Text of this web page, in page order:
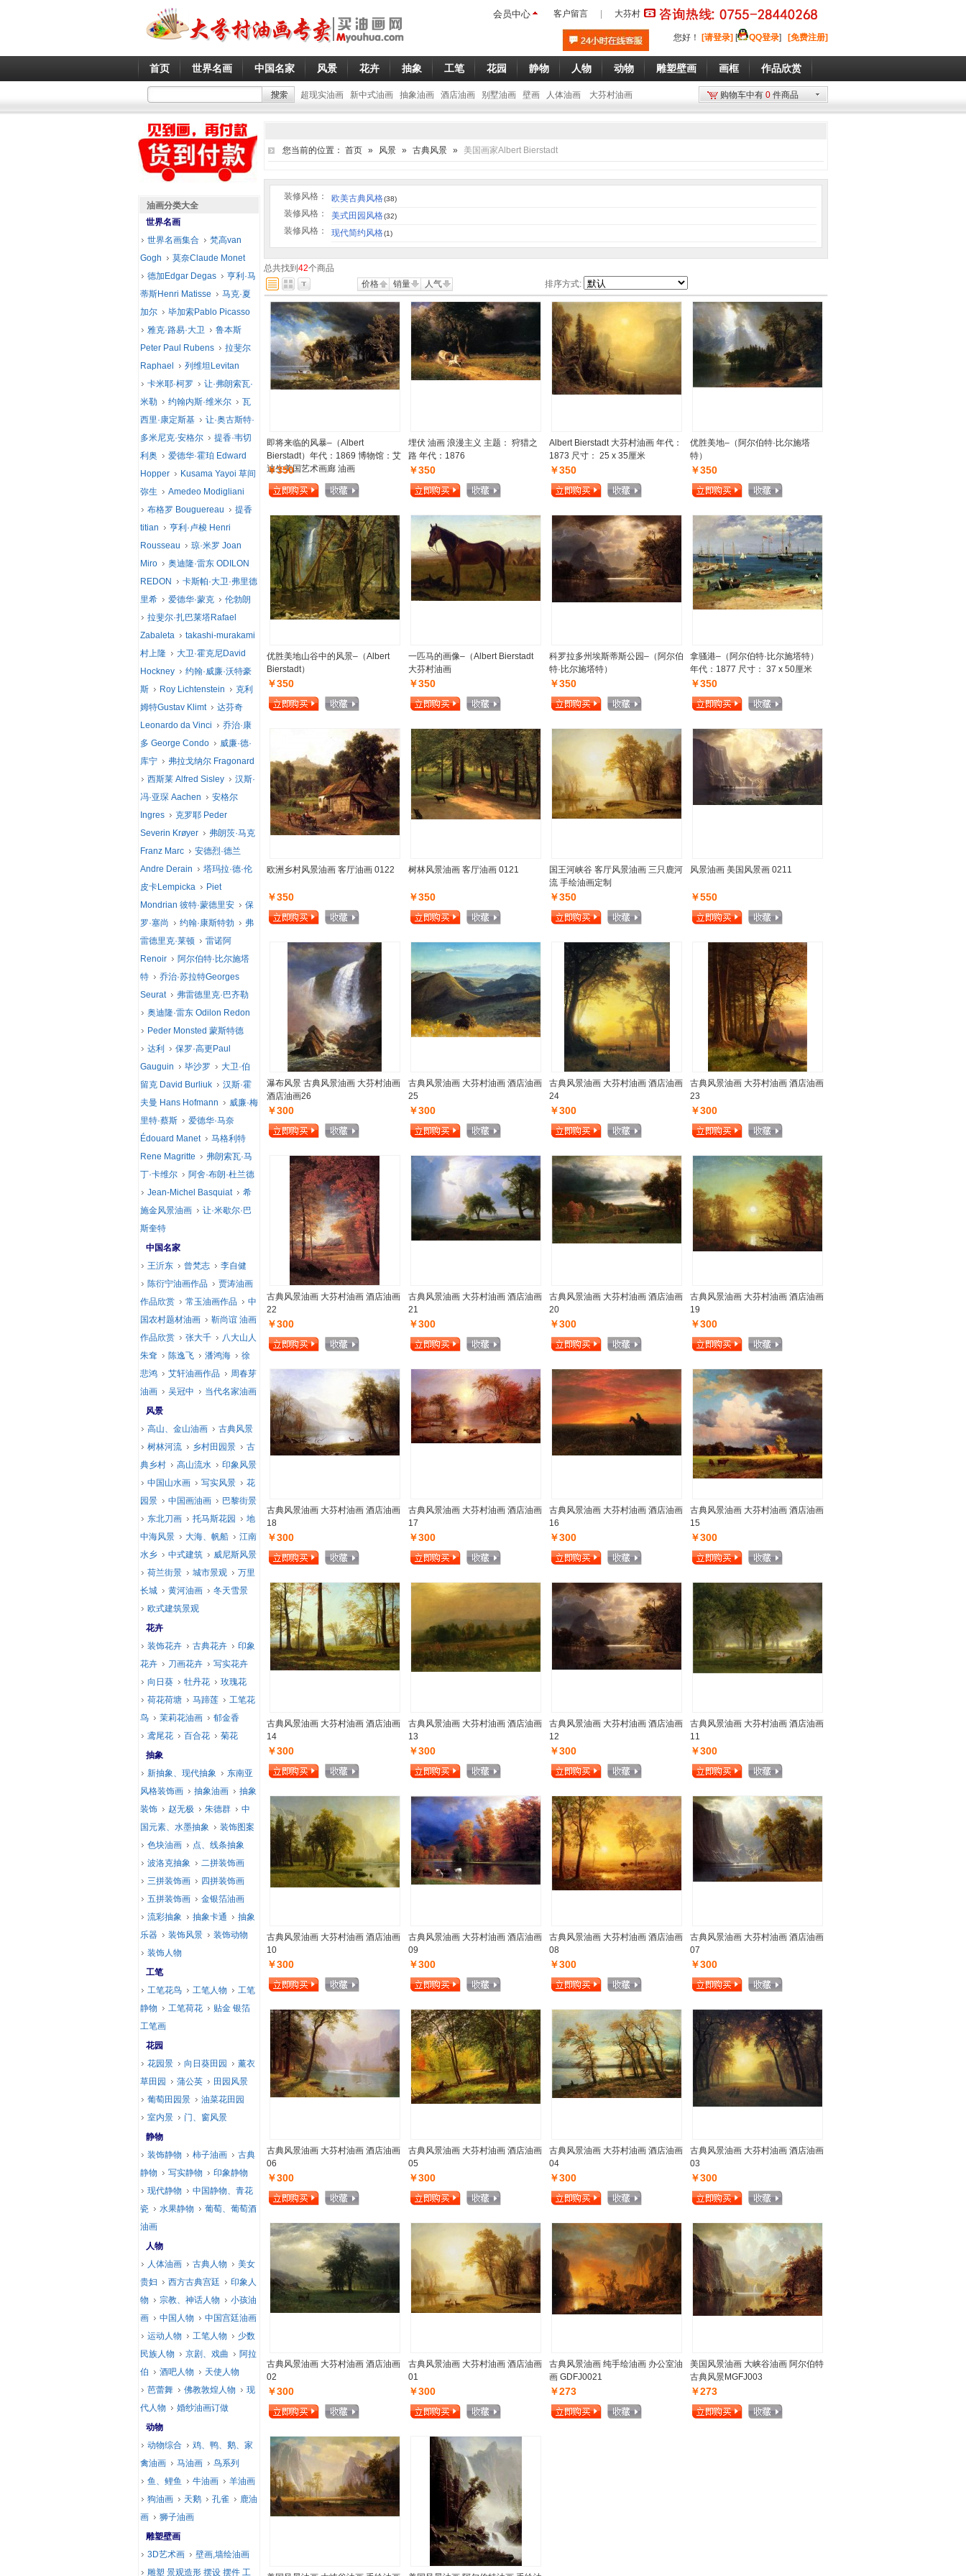
会员中心 客户留言 大芬村
您好 ！ [请登录] [ QQ登录] [免费注册]
首页 世界名画 中国名家 风景 花卉 抽象 工笔 花园 静物 人物 动物 雕塑壁画 画框 作品欣赏
超现实油画 新中式油画 抽象油画 酒店油画 别墅油画 壁画 人体油画 大芬村油画 购物车中有 0 件商品
您当前的位置： 首页 » 风景 » 古典风景 » 美国画家Albert Bierstadt
装修风格： 欧美古典风格(38)
装修风格： 美式田园风格(32)
装修风格： 现代简约风格(1)
总共找到 42个商品
价格
销量 人气 排序方式:
即将来临的风暴–（Albert
Bierstadt）年代：1869 博物馆：艾
迪生美国艺术画廊 油画
￥350
埋伏 油画 浪漫主义 主题： 狩猎之
路 年代：1876
￥350
Albert Bierstadt 大芬村油画 年代：
1873 尺寸： 25 x 35厘米
￥350
优胜美地–（阿尔伯特·比尔施塔
特）
￥350
优胜美地山谷中的风景–（Albert
Bierstadt）
￥350
一匹马的画像–（Albert Bierstadt
大芬村油画
￥350
科罗拉多州埃斯蒂斯公园–（阿尔伯
特·比尔施塔特）
￥350
拿骚港–（阿尔伯特·比尔施塔特）
年代：1877 尺寸： 37 x 50厘米
￥350
欧洲乡村风景油画 客厅油画 0122
￥350
树林风景油画 客厅油画 0121
￥350
国王河峡谷 客厅风景油画 三只鹿河
流 手绘油画定制
￥350
风景油画 美国风景画 0211
￥550
瀑布风景 古典风景油画 大芬村油画
酒店油画26
￥300
古典风景油画 大芬村油画 酒店油画
25
￥300
古典风景油画 大芬村油画 酒店油画
24
￥300
古典风景油画 大芬村油画 酒店油画
23
￥300
古典风景油画 大芬村油画 酒店油画
22
￥300
古典风景油画 大芬村油画 酒店油画
21
￥300
古典风景油画 大芬村油画 酒店油画
20
￥300
古典风景油画 大芬村油画 酒店油画
19
￥300
古典风景油画 大芬村油画 酒店油画
18
￥300
古典风景油画 大芬村油画 酒店油画
17
￥300
古典风景油画 大芬村油画 酒店油画
16
￥300
古典风景油画 大芬村油画 酒店油画
15
￥300
古典风景油画 大芬村油画 酒店油画
14
￥300
古典风景油画 大芬村油画 酒店油画
13
￥300
古典风景油画 大芬村油画 酒店油画
12
￥300
古典风景油画 大芬村油画 酒店油画
11
￥300
古典风景油画 大芬村油画 酒店油画
10
￥300
古典风景油画 大芬村油画 酒店油画
09
￥300
古典风景油画 大芬村油画 酒店油画
08
￥300
古典风景油画 大芬村油画 酒店油画
07
￥300
古典风景油画 大芬村油画 酒店油画
06
￥300
古典风景油画 大芬村油画 酒店油画
05
￥300
古典风景油画 大芬村油画 酒店油画
04
￥300
古典风景油画 大芬村油画 酒店油画
03
￥300
古典风景油画 大芬村油画 酒店油画
02
￥300
古典风景油画 大芬村油画 酒店油画
01
￥300
古典风景油画 纯手绘油画 办公室油
画 GDFJ0021
￥273
美国风景油画 大峡谷油画 阿尔伯特
古典风景MGFJ003
￥273
油画分类大全
世界名画
世界名画集合
梵高van
Gogh
莫奈Claude Monet
德加Edgar Degas
亨利·马
蒂斯Henri Matisse
马克·夏
加尔
毕加索Pablo Picasso
雅克·路易·大卫
鲁本斯
Peter Paul Rubens
拉斐尔
Raphael
列维坦Levitan
卡米耶·柯罗
让·弗朗索瓦·
米勒
约翰内斯·维米尔
瓦
西里·康定斯基
让·奥古斯特·
多米尼克·安格尔
提香·韦切
利奥
爱德华·霍珀 Edward
Hopper
Kusama Yayoi 草间
弥生
Amedeo Modigliani
布格罗 Bouguereau
提香
titian
亨利·卢梭 Henri
Rousseau
琼·米罗 Joan
Miro
奥迪隆·雷东 ODILON
REDON
卡斯帕·大卫·弗里德
里希
爱德华·蒙克
伦勃朗
拉斐尔·扎巴莱塔Rafael
Zabaleta
takashi-murakami
村上隆
大卫·霍克尼David
Hockney
约翰·威廉·沃特豪
斯
Roy Lichtenstein
克利
姆特Gustav Klimt
达芬奇
Leonardo da Vinci
乔治·康
多 George Condo
威廉·德·
库宁
弗拉戈纳尔 Fragonard
西斯莱 Alfred Sisley
汉斯·
冯·亚琛 Aachen
安格尔
Ingres
克罗耶 Peder
Severin Krøyer
弗朗茨·马克
Franz Marc
安德烈·德兰
Andre Derain
塔玛拉·德·伦
皮卡Lempicka
Piet
Mondrian 彼特·蒙德里安
保
罗·塞尚
约翰·康斯特勃
弗
雷德里克·莱顿
雷诺阿
Renoir
阿尔伯特·比尔施塔
特
乔治·苏拉特Georges
Seurat
弗雷德里克·巴齐勒
奥迪隆·雷东 Odilon Redon
Peder Monsted 蒙斯特德
达利
保罗·高更Paul
Gauguin
毕沙罗
大卫·伯
留克 David Burliuk
汉斯·霍
夫曼 Hans Hofmann
威廉·梅
里特·蔡斯
爱德华·马奈
Édouard Manet
马格利特
Rene Magritte
弗朗索瓦·马
丁·卡维尔
阿舍·布朗·杜兰德
Jean-Michel Basquiat
希
施金风景油画
让·米歇尔·巴
斯奎特
中国名家
王沂东
曾梵志
李自健
陈衍宁油画作品
贾涛油画
作品欣赏
常玉油画作品
中
国农村题材油画
靳尚谊 油画
作品欣赏
张大千
八大山人
朱耷
陈逸飞 潘鸿海
徐
悲鸿
艾轩油画作品
周春芽
油画
吴冠中
当代名家油画
风景
高山、金山油画
古典风景
树林河流
乡村田园景
古
典乡村
高山流水
印象风景
中国山水画
写实风景
花
园景
中国画油画
巴黎街景
东北刀画
托马斯花园
地
中海风景
大海、帆船
江南
水乡
中式建筑
威尼斯风景
荷兰街景
城市景观
万里
长城
黄河油画
冬天雪景
欧式建筑景观
花卉
装饰花卉
古典花卉
印象
花卉
刀画花卉
写实花卉
向日葵
牡丹花
玫瑰花
荷花荷塘
马蹄莲
工笔花
鸟
茉莉花油画
郁金香
鸢尾花
百合花
菊花
抽象
新抽象、现代抽象
东南亚
风格装饰画
抽象油画
抽象
装饰
赵无极 朱德群
中
国元素、水墨抽象
装饰图案
色块油画
点、线条抽象
波洛克抽象
二拼装饰画
三拼装饰画
四拼装饰画
五拼装饰画
金银箔油画
流彩抽象
抽象卡通
抽象
乐器
装饰风景
装饰动物
装饰人物
工笔
工笔花鸟
工笔人物
工笔
静物
工笔荷花
贴金 银箔
工笔画
花园
花园景
向日葵田园
薰衣
草田园
蒲公英
田园风景
葡萄田园景
油菜花田园
室内景
门、窗风景
静物
装饰静物
柿子油画
古典
静物
写实静物
印象静物
现代静物
中国静物、青花
瓷
水果静物
葡萄、葡萄酒
油画
人物
人体油画
古典人物
美女
贵妇
西方古典宫廷
印象人
物
宗教、神话人物
小孩油
画
中国人物
中国宫廷油画
运动人物
工笔人物
少数
民族人物
京剧、戏曲
阿拉
伯
酒吧人物
天使人物
芭蕾舞
佛教敦煌人物
现
代人物
婚纱油画订做
动物
动物综合
鸡、鸭、鹅、家
禽油画
马油画
鸟系列
鱼、鲤鱼
牛油画
羊油画
狗油画
天鹅 孔雀
鹿油
画
狮子油画
雕塑壁画
3D艺术画
壁画,墙绘油画
雕塑 景观造形 摆设 摆件 工